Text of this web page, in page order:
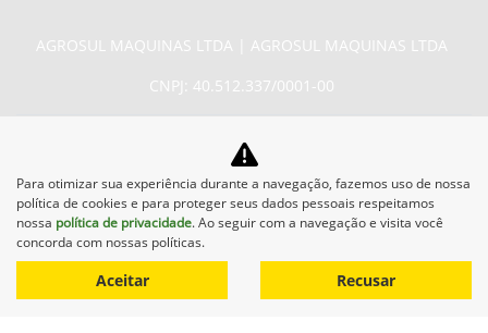
AGROSUL MAQUINAS LTDA | AGROSUL MAQUINAS LTDA
CNPJ: 40.512.337/0001-00
No trânsito, enxergar o outro
salva vidas.
Para otimizar sua experiência durante a navegação, fazemos uso de nossa
política de cookies e para proteger seus dados pessoais respeitamos
nossa política de privacidade. Ao seguir com a navegação e visita você
concorda com nossas políticas.
Aceitar Recusar